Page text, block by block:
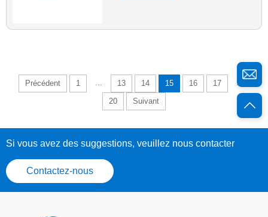
Précédent 1 ... 13 14 15 16 17 ...
20 Suivant
Si vous avez des suggestions, veuillez nous contacter
Contactez-nous